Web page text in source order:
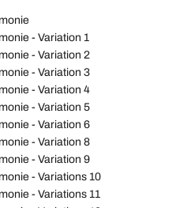
- Variation 1
- Variation 2
- Variation 3
- Variation 4
- Variation 5
- Variation 6
- Variation 8
- Variation 9
- Variations 10
- Variations 11